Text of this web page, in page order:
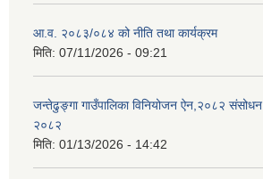
आ.व. २०८३/०८४ को नीति तथा कार्यक्रम
मिति: 07/11/2026 - 09:21
जन्तेढुङ्गा गाउँपालिका विनियोजन ऐन,२०८२ संसोधन
२०८२
मिति: 01/13/2026 - 14:42